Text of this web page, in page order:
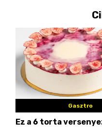
Gasztro
Ez a 6 torta